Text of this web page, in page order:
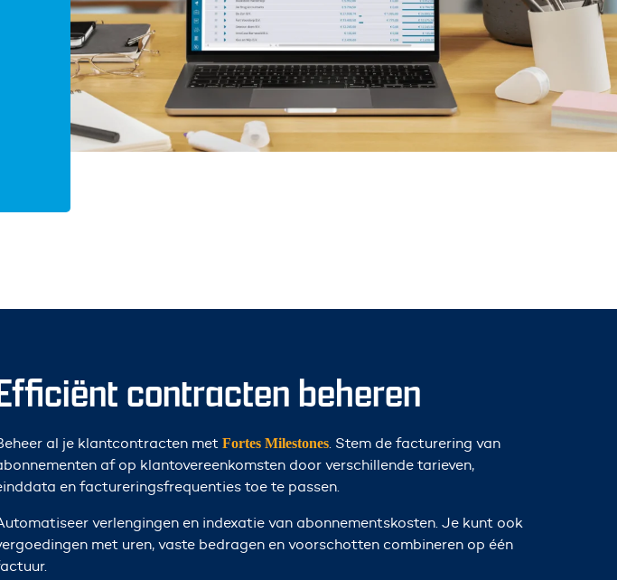
contracten beheren
al je klantcontracten met Fortes Milestones. Stem de facturering van
af op klantovereenkomsten door verschillende tarieven,
en factureringsfrequenties toe te passen.
verlengingen en indexatie van abonnementskosten. Je kunt ook
met uren, vaste bedragen en voorschotten combineren op één